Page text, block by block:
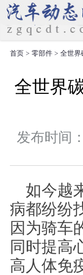
首页 > 零部件 > 全世界
全世界
发布时间
如今越
病都纷纷
因为骑车
同时提高
高人体免